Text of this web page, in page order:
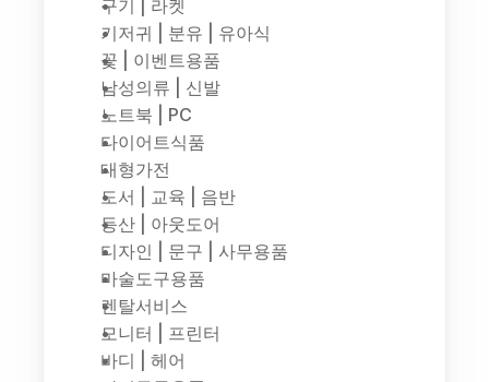
구기 | 라켓
기저귀 | 분유 | 유아식
꽃 | 이벤트용품
남성의류 | 신발
노트북 | PC
다이어트식품
대형가전
도서 | 교육 | 음반
등산 | 아웃도어
디자인 | 문구 | 사무용품
마술도구용품
렌탈서비스
모니터 | 프린터
바디 | 헤어